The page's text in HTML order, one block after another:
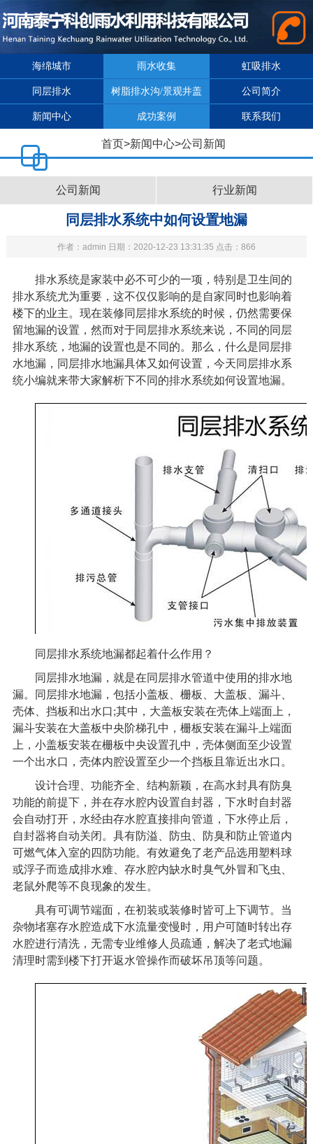
海绵城市 雨水收集 虹吸排水
同层排水 树脂排水沟/景观井盖 公司简介
新闻中心 成功案例 联系我们
首页>新闻中心>公司新闻
公司新闻 行业新闻
同层排水系统中如何设置地漏
作者：admin 日期：2020-12-23 13:31:35 点击：866
排水系统是家装中必不可少的一项，特别是卫生间的
排水系统尤为重要，这不仅仅影响的是自家同时也影响着
楼下的业主。现在装修同层排水系统的时候，仍然需要保
留地漏的设置，然而对于同层排水系统来说，不同的同层
排水系统，地漏的设置也是不同的。那么，什么是同层排
水地漏，同层排水地漏具体又如何设置，今天同层排水系
统小编就来带大家解析下不同的排水系统如何设置地漏。
同层排水系统地漏都起着什么作用？
同层排水地漏，就是在同层排水管道中使用的排水地
漏。同层排水地漏，包括小盖板、栅板、大盖板、漏斗、
壳体、挡板和出水口;其中，大盖板安装在壳体上端面上，
漏斗安装在大盖板中央阶梯孔中，栅板安装在漏斗上端面
上，小盖板安装在栅板中央设置孔中，壳体侧面至少设置
一个出水口，壳体内腔设置至少一个挡板且靠近出水口。
设计合理、功能齐全、结构新颖，在高水封具有防臭
功能的前提下，并在存水腔内设置自封器，下水时自封器
会自动打开，水经由存水腔直接排向管道，下水停止后，
自封器将自动关闭。具有防溢、防虫、防臭和防止管道内
可燃气体入室的四防功能。有效避免了老产品选用塑料球
或浮子而造成排水难、存水腔内缺水时臭气外冒和飞虫、
老鼠外爬等不良现象的发生。
具有可调节端面，在初装或装修时皆可上下调节。当
杂物堵塞存水腔造成下水流量变慢时，用户可随时转出存
水腔进行清洗，无需专业维修人员疏通，解决了老式地漏
清理时需到楼下打开返水管操作而破坏吊顶等问题。